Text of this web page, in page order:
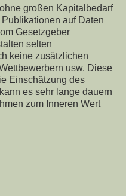
großen Kapitalbedarf
auf Daten
Gesetzgeber
selten
keine zusätzlichen
usw. Diese
Einschätzung des
es sehr lange dauern
zum Inneren Wert